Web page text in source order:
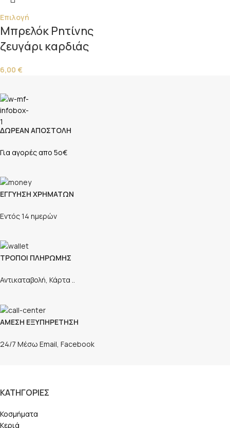
Επιλογή
Μπρελόκ Ρητίνης
ζευγάρι καρδιάς
6,00 €
ΔΩΡΕΑΝ ΑΠΟΣΤΟΛΗ
Για αγορές απο 5ο€
ΕΓΓΥΗΣΗ ΧΡΗΜΑΤΩΝ
Εντός 14 ημερών
ΤΡΟΠΟΙ ΠΛΗΡΩΜΗΣ
Αντικαταβολή, Κάρτα ..
ΑΜΕΣΗ ΕΞΥΠΗΡΕΤΗΣΗ
24/7 Μέσω Email, Facebook
ΚΑΤΗΓΟΡΙΕΣ
Κοσμήματα
Κεριά